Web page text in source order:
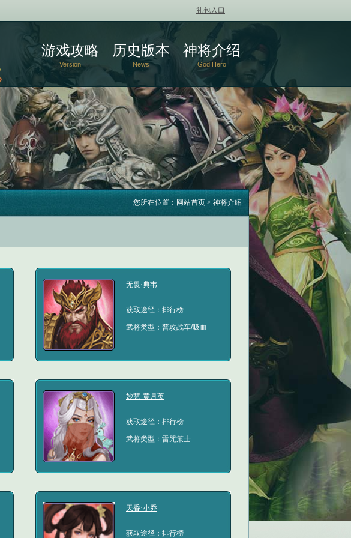
礼包入口
游戏攻略
Version
历史版本
News
神将介绍
God Hero
您所在位置： 网站首页 > 神将介绍
无畏·典韦
获取途径：排行榜
武将类型：普攻战车/吸血
妙慧·黄月英
获取途径：排行榜
武将类型：雷咒策士
天香·小乔
获取途径：排行榜